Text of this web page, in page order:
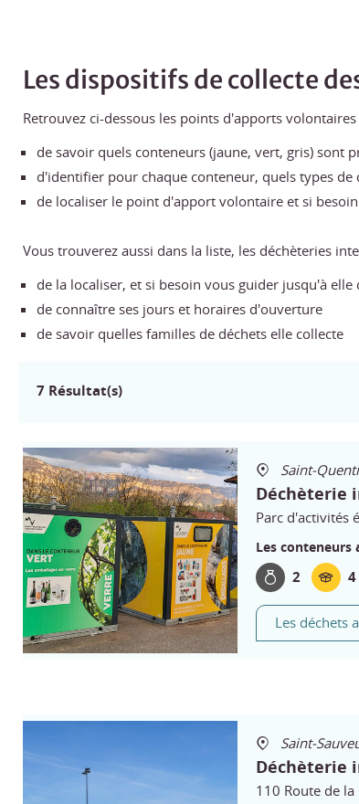
Les dispositifs de collecte
Retrouvez ci-dessous les points d'apports
de savoir quels conteneurs (jaune, vert, gris) sont
d'identifier pour chaque conteneur, quels types de
de localiser le point d'apport volontaire et si
Vous trouverez aussi dans la liste, les déchèteries
de la localiser, et si besoin vous guider jusqu'à
de connaître ses jours et horaires d'ouverture
de savoir quelles familles de déchets elle collecte
7 Résultat(s)
Saint-
Déchèterie
Parc d'activités
Les conteneurs
2 4
Les déchets
Saint-
Déchèterie
110 Route de